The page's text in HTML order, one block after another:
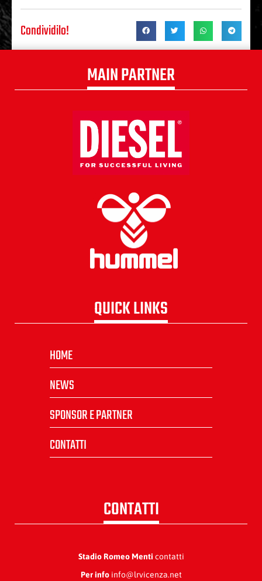
Condividilo!
MAIN PARTNER
QUICK LINKS
HOME
NEWS
SPONSOR E PARTNER
CONTATTI
CONTATTI
Stadio Romeo Menti contatti
Per infoinfo@lrvicenza.net